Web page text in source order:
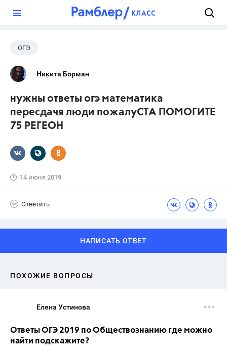
ОГЭ
Никита Борман
нужны ответы огэ математика
пересдачя люди пожалуСТА ПОМОГИТЕ
75 РЕГЕОН
14 июня 2019
Ответить
НАПИСАТЬ ОТВЕТ
ПОХОЖИЕ ВОПРОСЫ
Елена Устинова
Ответы ОГЭ 2019 по Обществознанию где можно
найти подскажите?